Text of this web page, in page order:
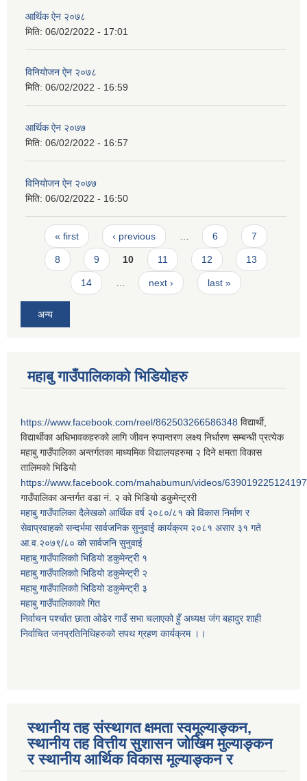
आर्थिक ऐन २०७८
मिति: 06/02/2022 - 17:01
विनियोजन ऐन २०७८
मिति: 06/02/2022 - 16:59
आर्थिक ऐन २०७७
मिति: 06/02/2022 - 16:57
विनियोजन ऐन २०७७
मिति: 06/02/2022 - 16:50
Pages
« first ‹ previous 6 7
8 9 10 11 12 13
14 next › last »
अन्य
महाबु गाउँपालिकाको भिडियोहरु
https://www.facebook.com/reel/862503266586348 विद्यार्थी,
विद्यार्थीका अधिभावकहरुको लागि जीवन रुपान्तरण लक्ष्य निर्धारण सम्बन्धी प्रत्येक
महाबु गाउँपालिका अन्तर्गतका माध्यमिक विद्यालयहरुमा २ दिने क्षमता विकास
तालिमको भिडियो
https://www.facebook.com/mahabumun/videos/639019225124197
गाउँपालिका अन्तर्गत वडा नं. २ को भिडियो डकुमेन्ट्ररी
महाबु गाउँपालिका दैलेखको आर्थिक वर्ष २०८०/८१ को विकास निर्माण र
सेवाप्रवाहको सन्दर्भमा सार्वजनिक सुनुवाई कार्यक्रम २०८१ असार ३१ गते
आ.व.२०७९/८० को सार्वजनि सुनुवाई
महाबु गाउँपालिकाो भिडियो डकुमेन्ट्री १
महाबु गाउँपालिकाो भिडियो डकुमेन्ट्री २
महाबु गाउँपालिकाो भिडियो डकुमेन्ट्री ३
महाबु गाउँपालिकाको गित
निर्वाचन पर्श्चात छाता ओडेर गाउँ सभा चलाएको हुँ अध्यक्ष जंग बहादुर शाही
निर्वाचित जनप्रतिनिधिहरुको सपथ ग्रहण कार्यक्रम ।।
स्थानीय तह संस्थागत क्षमता स्वमूल्याङ्कन,
स्थानीय तह वित्तीय सुशासन जोखिम मुल्याङ्कन
र स्थानीय आर्थिक विकास मूल्याङ्कन र